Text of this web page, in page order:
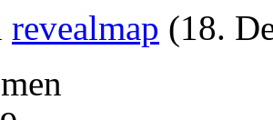
revealmap (18.